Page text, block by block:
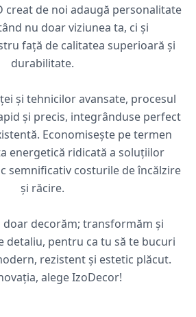
creat de noi adaugă personalitate
nu doar viziunea ta, ci și
față de calitatea superioară și
durabilitate.
și tehnicilor avansate, procesul
și precis, integrânduse perfect
Economisește pe termen
energetică ridicată a soluțiilor
semnificativ costurile de încălzire
și răcire.
doar decorăm; transformăm și
detaliu, pentru ca tu să te bucuri
rezistent și estetic plăcut.
alege IzoDecor!